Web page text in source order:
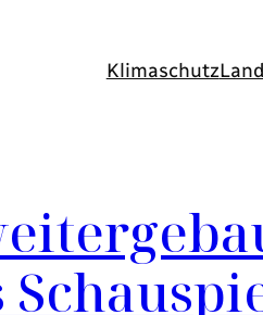
Klimaschutz